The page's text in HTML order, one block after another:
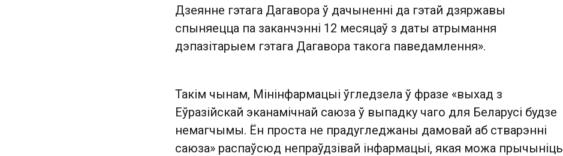
Дзеянне гэтага Дагавора ў дачыненні да гэтай дзяржавы
спыняецца па заканчэнні 12 месяцаў з даты атрымання
дэпазітарыем гэтага Дагавора такога паведамлення».
Такім чынам, Мінінфармацыі ўгледзела ў фразе «выхад з
Еўразійскай эканамічнай саюза ў выпадку чаго для Беларусі будзе
немагчымы. Ён проста не прадугледжаны дамовай аб стварэнні
саюза» распаўсюд непраўдзівай інфармацыі, якая можа прычыніць